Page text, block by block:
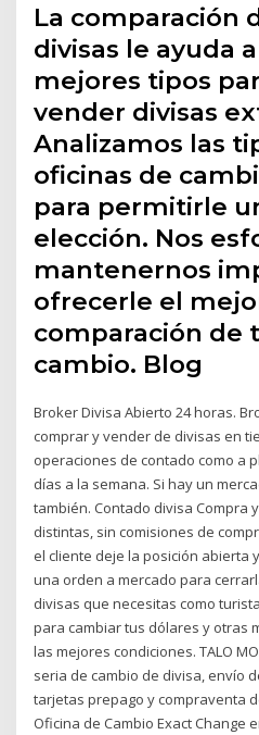
La comparación
divisas le ayuda
mejores tipos
vender divisas
Analizamos las
oficinas de
para permitirle
elección. Nos
mantenernos
ofrecerle el
comparación de
cambio. Blog
Broker Divisa Abierto 24 horas.
comprar y vender de divisas en
operaciones de contado como a
días a la semana. Si hay un
también. Contado divisa Compra
distintas, sin comisiones de
el cliente deje la posición abierta
una orden a mercado para
divisas que necesitas como
para cambiar tus dólares y otras
las mejores condiciones. TALO
seria de cambio de divisa, envío
tarjetas prepago y compraventa
Oficina de Cambio Exact Change